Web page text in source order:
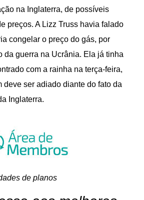
na Inglaterra, de possíveis
preços. A Lizz Truss havia falado
congelar o preço do gás, por
da guerra na Ucrânia. Ela já tinha
com a rainha na terça-feira,
deve ser adiado diante do fato da
Inglaterra.
de planos